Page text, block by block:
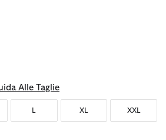
Alle Taglie
L XL XXL